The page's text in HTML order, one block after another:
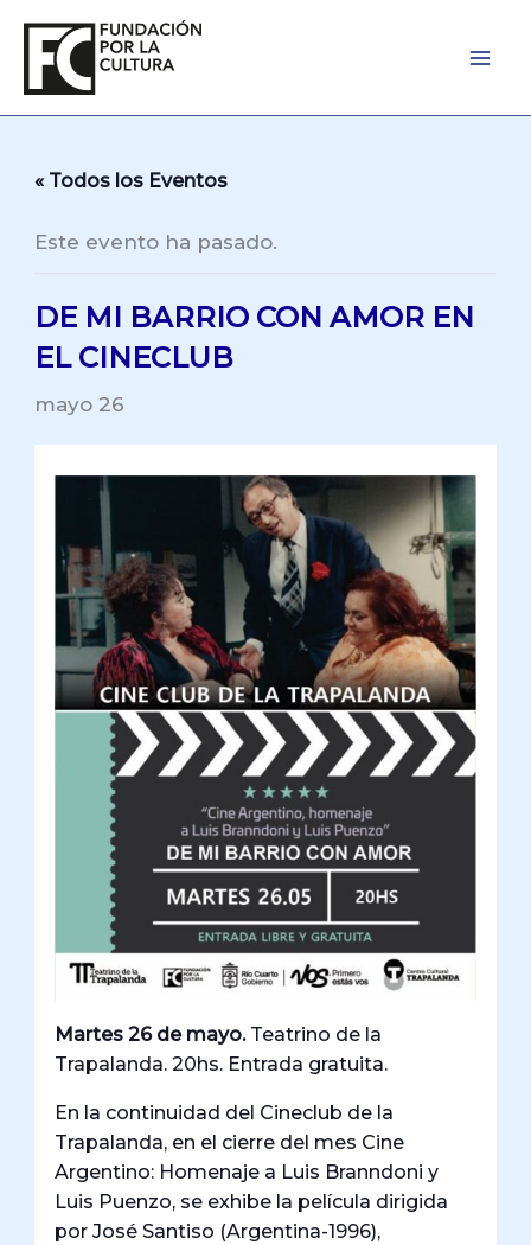
contenido
« Todos los Eventos
Este evento ha pasado.
DE MI BARRIO CON AMOR EN
EL CINECLUB
mayo 26
Martes 26 de mayo.Teatrino de la
Trapalanda. 20hs. Entrada gratuita.
En la continuidad del Cineclub de la
Trapalanda, en el cierre del mes Cine
Argentino: Homenaje a Luis Branndoni y
Luis Puenzo, se exhibe la película dirigida
por José Santiso (Argentina-1996),